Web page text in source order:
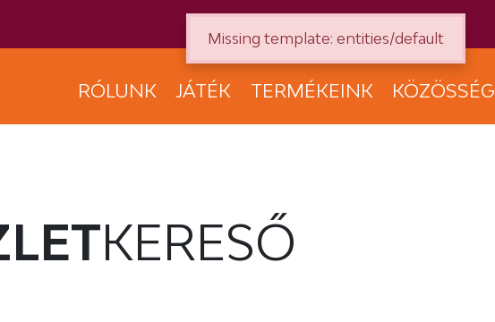
RÓLUNK JÁTÉK TERMÉKEINK KÖZÖSSÉG
KERESŐ
Missing template: entities/default